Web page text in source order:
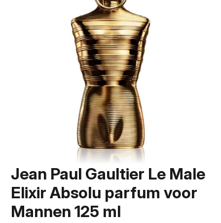
Jean Paul Gaultier Le Male
Elixir Absolu parfum voor
Mannen 125 ml